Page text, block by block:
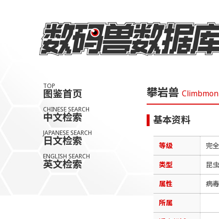
TOP
图鉴首页
CHINESE SEARCH
中文检索
JAPANESE SEARCH
日文检索
ENGLISH SEARCH
英文检索
攀岩兽 Climbmon
基本资料
等级 完
类型 昆
属性 病毒
所属